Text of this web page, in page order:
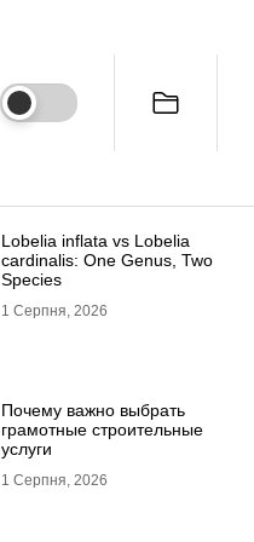
Lobelia inflata vs Lobelia
cardinalis: One Genus, Two
Species
1 Серпня, 2026
Почему важно выбрать
грамотные строительные
услуги
1 Серпня, 2026